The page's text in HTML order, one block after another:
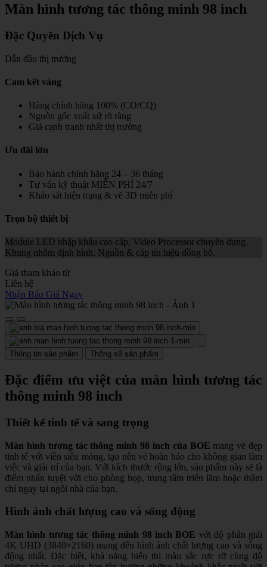
Màn hình tương tác thông minh 98 inch
Đặc Quyền Dịch Vụ
Dẫn đầu thị trường
Cam kết vàng
Hàng chính hãng 100% (CO/CQ)
Nguồn gốc xuất xứ rõ ràng
Giá cạnh tranh nhất thị trường
Ưu đãi lớn
Bảo hành chính hãng 24 – 36 tháng
Tư vấn kỹ thuật MIỄN PHÍ 24/7
Khảo sát hiện trạng & vẽ 3D miễn phí
Trọn bộ thiết bị
Module LED nhập khẩu cao cấp, Video Processor chuyên dụng,
Khung nhôm định hình, Nguồn & cáp tín hiệu đồng bộ.
Giá tham khảo từ
Liên hệ
Nhận Báo Giá Ngay
Thông tin sản phẩm Thông số sản phẩm
Đặc điểm ưu việt của màn hình tương tác
thông minh 98 inch
Thiết kế tinh tế và sang trọng
Màn hình tương tác thông minh 98 inch của BOE mang vẻ đẹp
tinh tế với viền siêu mỏng, tạo nên vẻ hoàn hảo cho không gian làm
việc và giải trí của bạn. Với kích thước rộng lớn, sản phẩm này sẽ là
điểm nhấn tuyệt vời cho phòng họp, trung tâm triển lãm hoặc thậm
chí ngay tại ngôi nhà của bạn.
Hình ảnh chất lượng cao và sống động
Màn hình tương tác thông minh 98 inch BOE với độ phân giải
4K UHD (3840×2160) mang đến hình ảnh chất lượng cao và sống
động nhất. Đặc biệt, khả năng hiển thị màu sắc rực rỡ cùng độ